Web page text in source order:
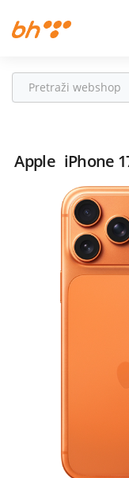
Fiksna
Televizija
Pogodnosti
Apple iPhone